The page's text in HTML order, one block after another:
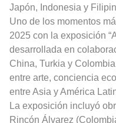
Japón, Indonesia y
Uno de los momentos
2025 con la exposición
desarrollada en
China, Turkia y
entre arte, conciencia
entre Asia y América
La exposición incluyó
Rincón Álvarez